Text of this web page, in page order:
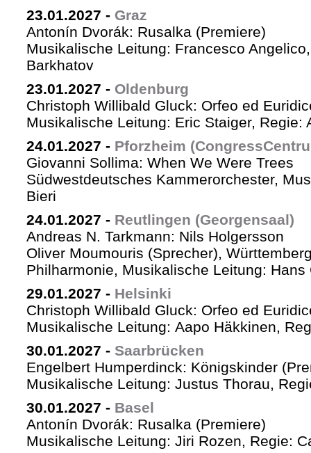
23.01.2027 - Graz
Antonín Dvorák: Rusalka (Premiere)
Musikalische Leitung: Francesco
Barkhatov
23.01.2027 - Oldenburg
Christoph Willibald Gluck: Orfeo ed
Musikalische Leitung: Eric Staiger, Regie:
24.01.2027 - Pforzheim
Giovanni Sollima: When We Were Trees
Südwestdeutsches Kammerorchester,
Bieri
24.01.2027 - Reutlingen (Georgensaal)
Andreas N. Tarkmann: Nils Holgersson
Oliver Moumouris (Sprecher),
Philharmonie, Musikalische Leitung: Hans
29.01.2027 - Helsinki
Christoph Willibald Gluck: Orfeo ed
Musikalische Leitung: Aapo Häkkinen,
30.01.2027 - Saarbrücken
Engelbert Humperdinck: Königskinder
Musikalische Leitung: Justus Thorau,
30.01.2027 - Basel
Antonín Dvorák: Rusalka (Premiere)
Musikalische Leitung: Jiri Rozen, Regie: